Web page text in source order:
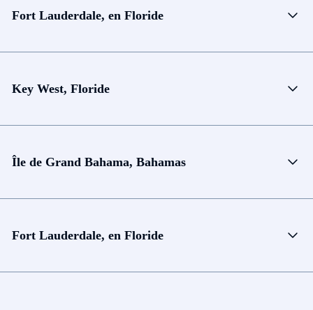
Fort Lauderdale, en Floride
Key West, Floride
Île de Grand Bahama, Bahamas
Fort Lauderdale, en Floride